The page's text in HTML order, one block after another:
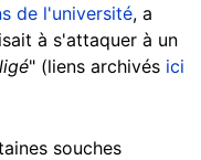
de l'université, a
à s'attaquer à un
" (liens archivés ici
souches